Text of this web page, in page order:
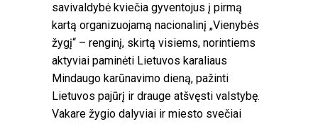
savivaldybė kviečia gyventojus į pirmą
kartą organizuojamą nacionalinį „Vienybės
žygį“ – renginį, skirtą visiems, norintiems
aktyviai paminėti Lietuvos karaliaus
Mindaugo karūnavimo dieną, pažinti
Lietuvos pajūrį ir drauge atšvęsti valstybę.
Vakare žygio dalyviai ir miesto svečiai